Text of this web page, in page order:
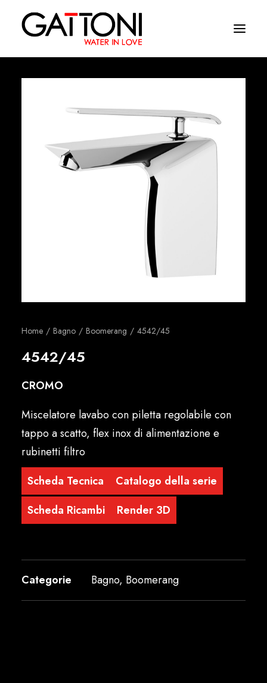
Prodotti
Home Bagno Boomerang 4542/45
4542/45
CROMO
Miscelatore lavabo con piletta regolabile con
tappo a scatto, flex inox di alimentazione e
rubinetti filtro
Scheda Tecnica
Catalogo della serie
Scheda Ricambi
Render 3D
Categorie Bagno, Boomerang